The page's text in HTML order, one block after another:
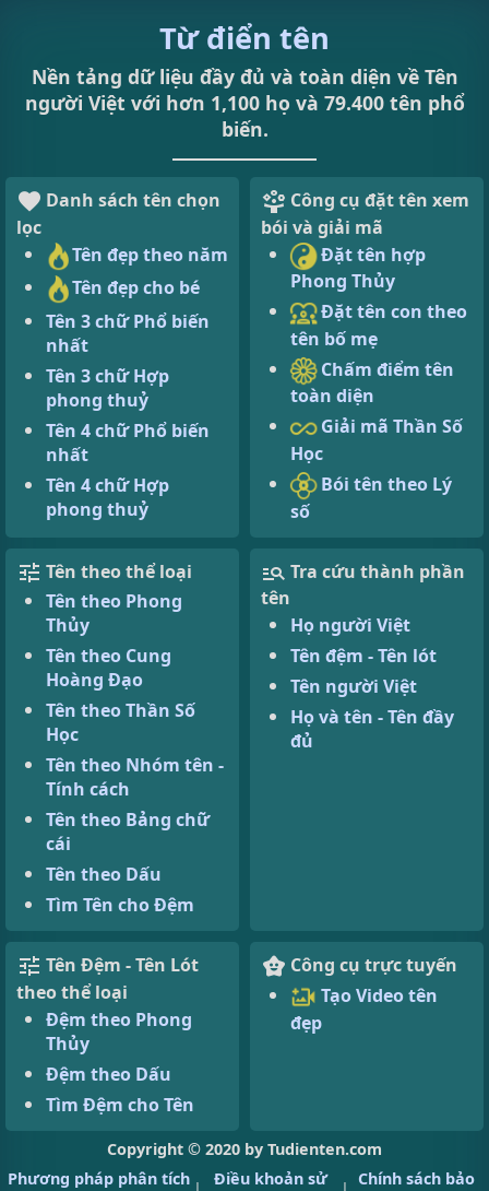
Từ điển tên
Nền tảng dữ liệu đầy đủ và toàn diện về Tên
người Việt với hơn 1,100 họ và 79.400 tên phổ
biến.
Danh sách tên chọn
lọc
Tên đẹp theo năm
Tên đẹp cho bé
Tên 3 chữ Phổ biến
nhất
Tên 3 chữ Hợp
phong thuỷ
Tên 4 chữ Phổ biến
nhất
Tên 4 chữ Hợp
phong thuỷ
Công cụ đặt tên xem
bói và giải mã
Đặt tên hợp
Phong Thủy
Đặt tên con theo
tên bố mẹ
Chấm điểm tên
toàn diện
Giải mã Thần Số
Học
Bói tên theo Lý
số
Tên theo thể loại
Tên theo Phong
Thủy
Tên theo Cung
Hoàng Đạo
Tên theo Thần Số
Học
Tên theo Nhóm tên -
Tính cách
Tên theo Bảng chữ
cái
Tên theo Dấu
Tìm Tên cho Đệm
Tra cứu thành phần
tên
Họ người Việt
Tên đệm - Tên lót
Tên người Việt
Họ và tên - Tên đầy
đủ
Tên Đệm - Tên Lót
theo thể loại
Đệm theo Phong
Thủy
Đệm theo Dấu
Tìm Đệm cho Tên
Công cụ trực tuyến
Tạo Video tên
đẹp
Copyright © 2020 by Tudienten.com
Phương pháp phân tích
Điều khoản sử
Chính sách bảo